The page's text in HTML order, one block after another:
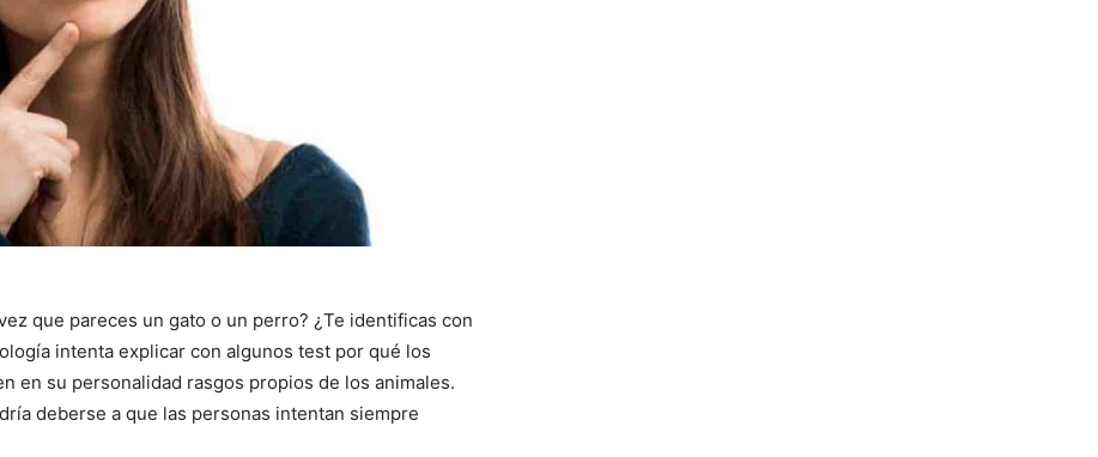
que pareces un gato o un perro? ¿Te identificas con
intenta explicar con algunos test por qué los
en su personalidad rasgos propios de los animales.
deberse a que las personas intentan siempre